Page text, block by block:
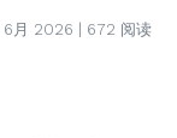
6月 2026 | 672 阅读